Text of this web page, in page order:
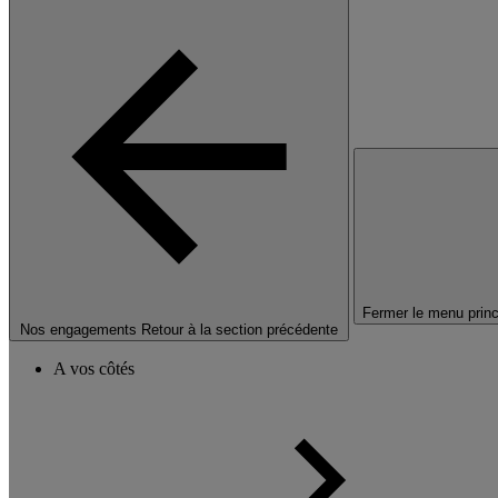
Nos engagements Retour à la section précédente
Fermer le menu
A vos côtés